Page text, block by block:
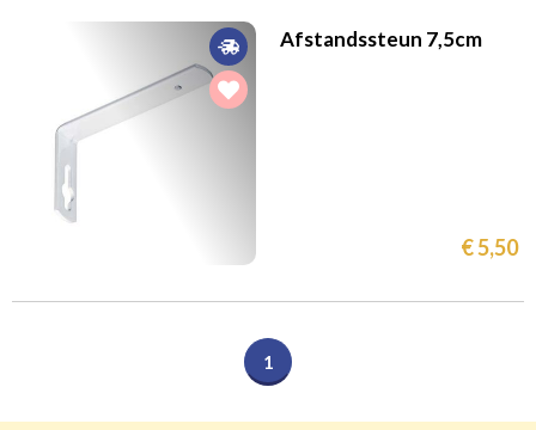
Afstandssteun 7,5cm
€ 5,50
1